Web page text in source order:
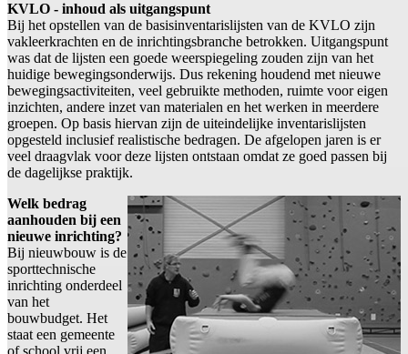
KVLO - inhoud als uitgangspunt
Bij het opstellen van de basisinventarislijsten van de KVLO zijn
vakleerkrachten en de inrichtingsbranche betrokken. Uitgangspunt
was dat de lijsten een goede weerspiegeling zouden zijn van het
huidige bewegingsonderwijs. Dus rekening houdend met nieuwe
bewegingsactiviteiten, veel gebruikte methoden, ruimte voor eigen
inzichten, andere inzet van materialen en het werken in meerdere
groepen. Op basis hiervan zijn de uiteindelijke inventarislijsten
opgesteld inclusief realistische bedragen. De afgelopen jaren is er
veel draagvlak voor deze lijsten ontstaan omdat ze goed passen bij
de dagelijkse praktijk.
Welk bedrag
aanhouden bij een
nieuwe inrichting?
Bij nieuwbouw is de
sporttechnische
inrichting onderdeel
van het
bouwbudget. Het
staat een gemeente